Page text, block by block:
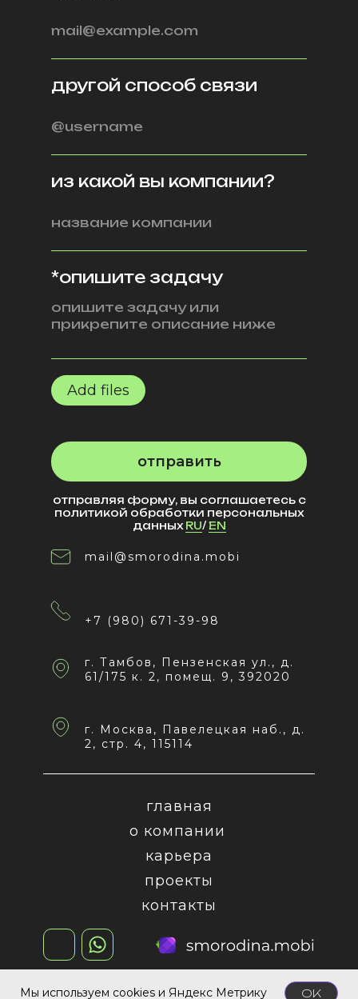
Мы используем cookies и Яндекс Метрику OK
обсудить проект
другой способ связи
из какой вы компании?
*опишите задачу
Add files
отправить
отправляя форму, вы соглашаетесь с
политикой обработки персональных
данныхRU/EN
г. Москва, Павелецкая наб., д.
2, стр. 4, 115114
г. Тамбов, Пензенская ул., д.
61/175 к. 2, помещ. 9, 392020
+7 (980) 671-39-98
mail@smorodina.mobi
главная
проекты
контакты
о компании
карьера
© 2026 Smorodina.mobi | Все права защищены